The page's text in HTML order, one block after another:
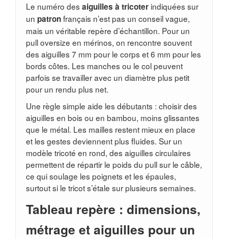
Le numéro des aiguilles à tricoter indiquées sur
un patronfrançais n’est pas un conseil vague,
mais un véritable repère d’échantillon. Pour un
pull oversize en mérinos, on rencontre souvent
des aiguilles 7 mm pour le corps et 6 mm pour les
bords côtes. Les manches ou le col peuvent
parfois se travailler avec un diamètre plus petit
pour un rendu plus net.
Une règle simple aide les débutants : choisir des
aiguilles en bois ou en bambou, moins glissantes
que le métal. Les mailles restent mieux en place
et les gestes deviennent plus fluides. Sur un
modèle tricoté en rond, des aiguilles circulaires
permettent de répartir le poids du pull sur le câble,
ce qui soulage les poignets et les épaules,
surtout si le tricot s’étale sur plusieurs semaines.
Tableau repère : dimensions,
métrage et aiguilles pour un